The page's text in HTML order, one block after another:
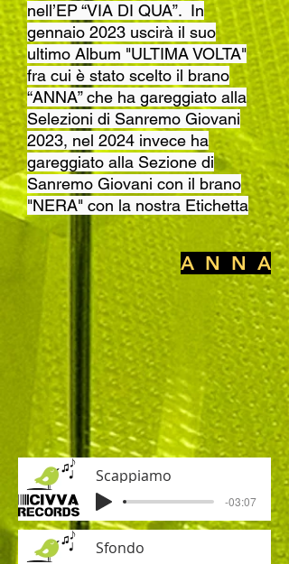
nell’EP “VIA DI QUA”. In
gennaio 2023 uscirà il suo
ultimo Album "ULTIMA VOLTA"
fra cui è stato scelto il brano
“ANNA” che ha gareggiato alla
Selezioni di Sanremo Giovani
2023, nel 2024 invece ha
gareggiato alla Sezione di
Sanremo Giovani con il brano
"NERA" con la nostra Etichetta
A N N A
Scappiamo
-03:07
Sfondo